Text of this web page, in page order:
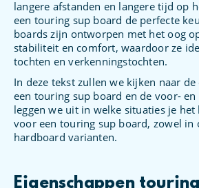
langere afstanden en langere tijd op
een touring sup board de perfecte
boards zijn ontworpen met het oog
stabiliteit en comfort, waardoor ze
tochten en verkenningstochten.
In deze tekst zullen we kijken naar de
een touring sup board en de voor- en
leggen we uit in welke situaties je het
voor een touring sup board, zowel in
hardboard varianten.
Eigenschappen